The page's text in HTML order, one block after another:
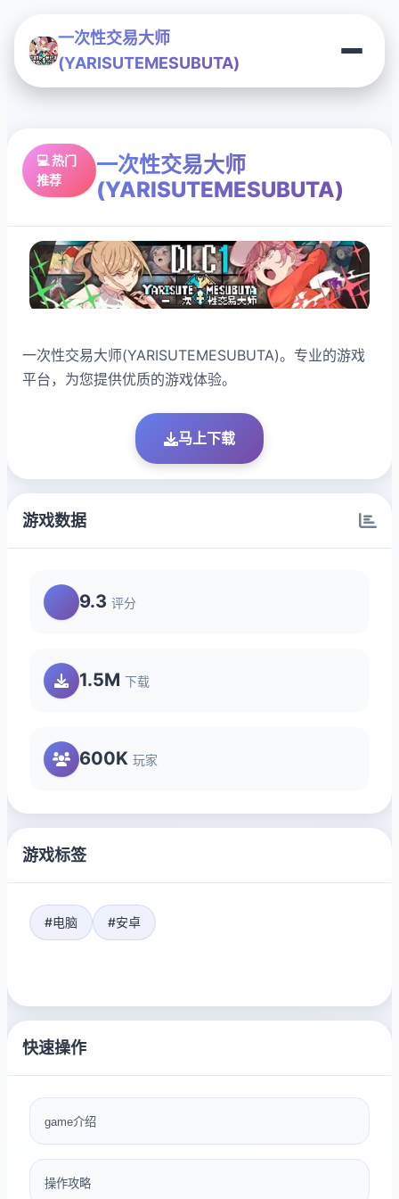
一次性交易大师
(YARISUTEMESUBUTA)
💻 热门
推荐
一次性交易大师
(YARISUTEMESUBUTA)
一次性交易大师(YARISUTEMESUBUTA)。专业的游戏
平台，为您提供优质的游戏体验。
马上下载
游戏数据
9.3 评分
1.5M 下载
600K 玩家
游戏标签
#电脑 #安卓
快速操作
game介绍
操作攻略